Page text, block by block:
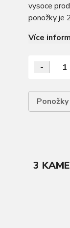
vysoce
ponožky je
Více
-
Ponožky
3